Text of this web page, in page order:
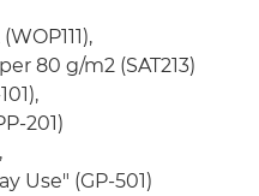
80 g/m2 (SAT213)
201)
Use" (GP-501)